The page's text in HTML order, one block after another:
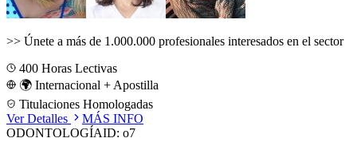
>> Únete a más de 1.000.000 profesionales interesados en el sector
400 Horas Lectivas
🌍 Internacional + Apostilla
Titulaciones Homologadas
Ver Detalles
MÁS INFO
ODONTOLOGÍAID: o7